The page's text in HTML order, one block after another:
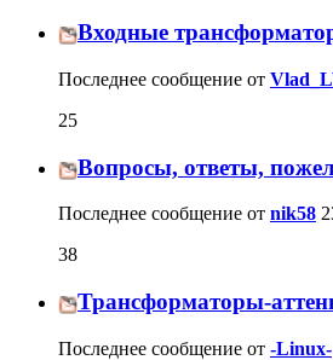
Входные
Последнее сообщение от
25
Вопросы, ответы,
Последнее сообщение от nik58
38
Трансформаторы-
Последнее сообщение от -Linux-